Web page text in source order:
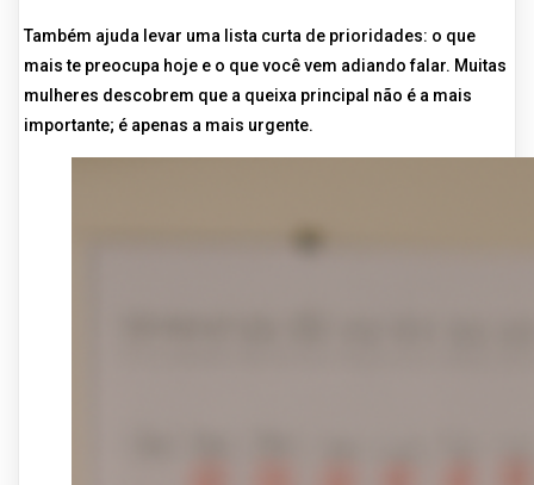
Também ajuda levar uma lista curta de prioridades: o que
mais te preocupa hoje e o que você vem adiando falar. Muitas
mulheres descobrem que a queixa principal não é a mais
importante; é apenas a mais urgente.